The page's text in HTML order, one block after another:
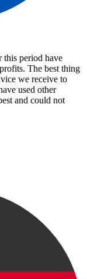
this period have
The best thing
we receive to
used other
and could not